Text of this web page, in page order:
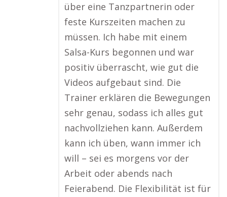
über eine Tanzpartnerin oder
feste Kurszeiten machen zu
müssen. Ich habe mit einem
Salsa-Kurs begonnen und war
positiv überrascht, wie gut die
Videos aufgebaut sind. Die
Trainer erklären die Bewegungen
sehr genau, sodass ich alles gut
nachvollziehen kann. Außerdem
kann ich üben, wann immer ich
will – sei es morgens vor der
Arbeit oder abends nach
Feierabend. Die Flexibilität ist für